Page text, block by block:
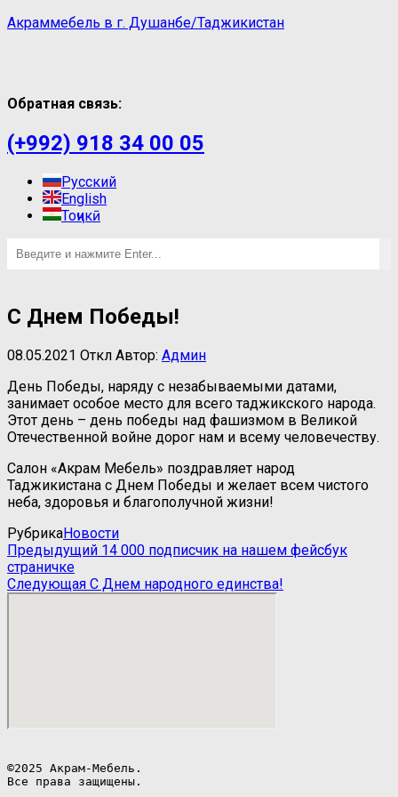
Акраммебель в г. Душанбе/Таджикистан
Обратная связь:
(+992) 918 34 00 05
Русский
English
Тоҷикӣ
С Днем Победы!
08.05.2021 Откл Автор: Админ
День Победы, наряду с незабываемыми датами,
занимает особое место для всего таджикского народа.
Этот день – день победы над фашизмом в Великой
Отечественной войне дорог нам и всему человечеству.
Салон «Акрам Мебель» поздравляет народ
Таджикистана с Днем Победы и желает всем чистого
неба, здоровья и благополучной жизни!
РубрикаНовости
Навигация
по
записям
Предыдущая
запись
Предыдущий 14 000 подписчик на нашем фейсбук
страничке
Следующая
запись
Следующая С Днем народного единства!
©2025 Акрам-Мебель.
Все права защищены.